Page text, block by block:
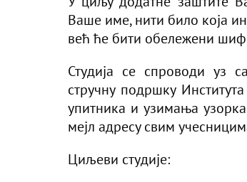
Ваше име, нити било која
већ ће бити обележени
Студија се спроводи уз
стручну подршку
упитника и узимања
мејл адресу свим
Циљеви студије: